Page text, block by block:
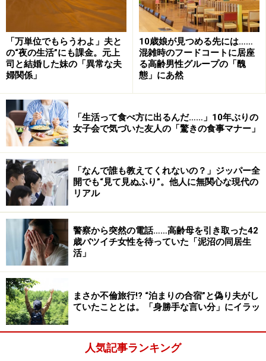
「私よりガチガチにまじめな夫が帰宅したら、どうなる
か分かりきっていました。あれこれ言う私に、『そもそ
もお母さん、何が問題なの？』と息子と娘が詰め寄って
くる。もとが黒い髪なんだから染める必要なんてないで
しょと言ったら、『お母さんだって染めてるじゃん』と
言われて……。そうじゃない、あなたたちはまだ未成年な
んだからと言いかけたら、息子が『オレは成人だよ』
と。とにかく、そんな髪の色の子を産んだつもりはない
と言ったら、『へえ、じゃあもしオレが病気で髪が真っ
白になったら、お母さんは同じことを言うの？』って。
病気なら話は別でしょうと言うと、状況は同じでしょっ
て。ああ言えばこう言うだから話にならないと、私はキ
ッチンに駆け込みました。でも、落ち着いて考えたら息
子の言うことも間違ってはいない」
びっくりしたあまり、妙なことを言ってしまったのかも
しれないと少しだけ感じたという。
夫の帰宅後にバトルが
その後、3人で夕飯を食べていると夫が帰宅。そこから
は「思い出したくもない光景」が繰り広げられた。
「万単位でもらうわよ」夫と
の“夜の生活”にも課金。元上
司と結婚した妹の「異常な夫
婦関係」
10歳娘が見つめる先には……
混雑時のフードコートに居座
る高齢男性グループの「醜
態」にあ然
「生活って食べ方に出るんだ……」10年ぶりの
女子会で気づいた友人の「驚きの食事マナー」
「なんで誰も教えてくれないの？」ジッパー全
開でも“見て見ぬふり”。他人に無関心な現代の
リアル
警察から突然の電話……高齢母を引き取った42
歳バツイチ女性を待っていた「泥沼の同居生
活」
まさか不倫旅行!? “泊まりの合宿”と偽り夫がし
ていたこととは。「身勝手な言い分」にイラッ
人気記事ランキング